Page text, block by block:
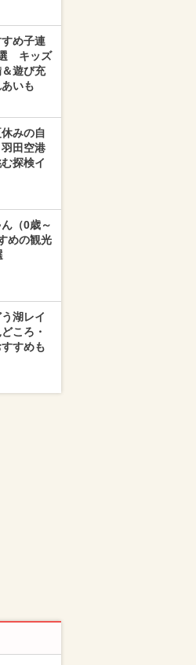
すめ子連
キッズ
遊び充
いも
みの自
田空港
探検イ
（0歳～
めの観光
う湖レイ
ころ・
すめも